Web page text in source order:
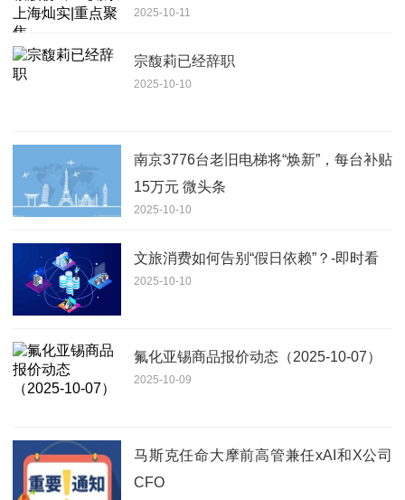
2025-10-11
宗馥莉已经辞职
2025-10-10
南京3776台老旧电梯将“焕新”，每台补贴
15万元 微头条
2025-10-10
文旅消费如何告别“假日依赖”？-即时看
2025-10-10
氟化亚锡商品报价动态（2025-10-07）
2025-10-09
马斯克任命大摩前高管兼任xAI和X公司
CFO